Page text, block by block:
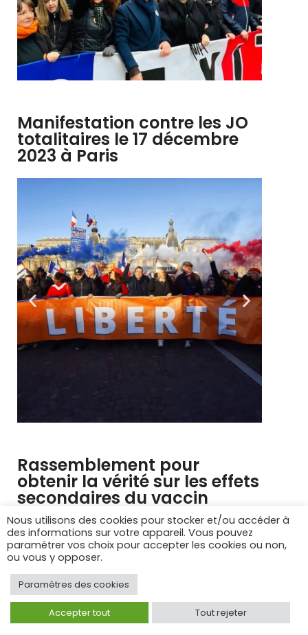
Manifestation contre les JO
totalitaires le 17 décembre
2023 à Paris
Rassemblement pour
obtenir la vérité sur les effets
secondaires du vaccin
covid, 7 décembre 2023 Paris
Nous utilisons des cookies pour stocker et/ou accéder à
des informations sur votre appareil. Vous pouvez
paramétrer vos choix pour accepter les cookies ou non,
ou vous y opposer.
Paramètres des cookies
Accepter tout Tout rejeter